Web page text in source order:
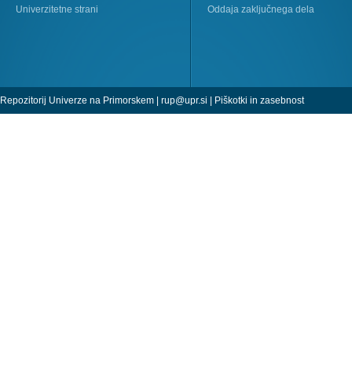
Univerzitetne strani
Oddaja zaključnega dela
Repozitorij Univerze na Primorskem | rup@upr.si | Piškotki in zasebnost